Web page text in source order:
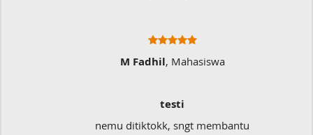
M Fadhil, Mahasiswa
testi
nemu ditiktokk, sngt membantu